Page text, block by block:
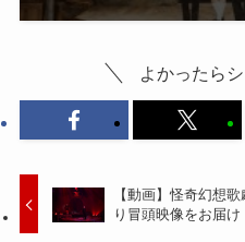
よかったら
【動画】怪奇幻想
り冒頭映像をお届け